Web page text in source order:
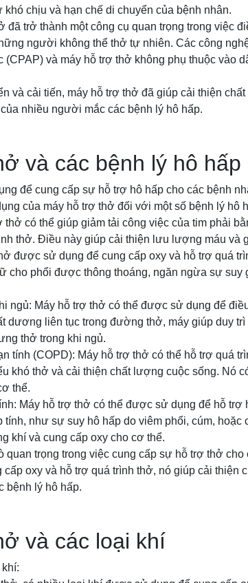
chịu và hạn chế di chuyển của bệnh nhân.
đã trở thành một công cụ quan trọng trong việc
người không thể thở tự nhiên. Các công
(CPAP) và máy hỗ trợ thở không phụ thuộc vào
và cải tiến, máy hỗ trợ thở đã giúp cải thiện
nhiều người mắc các bệnh lý hô hấp.
và các bệnh lý hô hấp
để cung cấp sự hỗ trợ hô hấp cho các bệnh
của máy hỗ trợ thở đối với một số bệnh lý hô
thở có thể giúp giảm tải công việc của tim phải
thở. Điều này giúp cải thiện lưu lượng máu và
được sử dụng để cung cấp oxy và hỗ trợ quá
cho phổi được thông thoáng, ngăn ngừa sự suy
ngủ: Máy hỗ trợ thở có thể được sử dụng để
dương liên tục trong đường thở, máy giúp duy
thở trong khi ngủ.
tính (COPD): Máy hỗ trợ thở có thể hỗ trợ quá
khó thở và cải thiện chất lượng cuộc sống. Nó
thể.
Máy hỗ trợ thở có thể được sử dụng để hỗ trợ
tính, như sự suy hô hấp do viêm phổi, cúm, hoặc
khí và cung cấp oxy cho cơ thể.
quan trọng trong việc cung cấp sự hỗ trợ thở cho
cấp oxy và hỗ trợ quá trình thở, nó giúp cải thiện
bệnh lý hô hấp.
và các loại khí